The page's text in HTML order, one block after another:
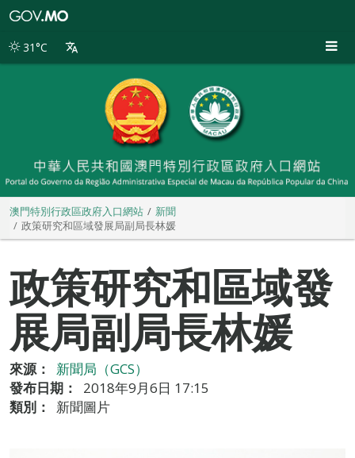
別
31°C
澳門特別行政區政府入口網站
新聞
政策研究和區域發展局副局長林媛
政策研究和區域發
展局副局長林媛
來源：
新聞局（GCS）
發布日期：
2018年9月6日 17:15
類別：
新聞圖片